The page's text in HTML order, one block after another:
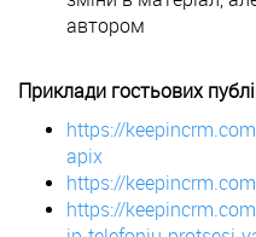
автором
Приклади гостьових
https://
apix
https://
https://